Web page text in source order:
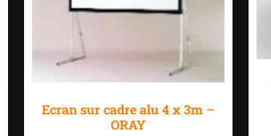
Ecran sur cadre alu 4 x 3m –
ORAY